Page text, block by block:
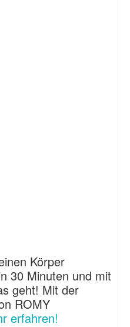
Körper
30 Minuten und mit
geht! Mit der
ROMY
erfahren!